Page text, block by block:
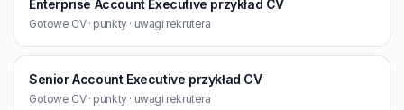
Enterprise Account Executive przykład CV
Gotowe CV · punkty · uwagi rekrutera
Senior Account Executive przykład CV
Gotowe CV · punkty · uwagi rekrutera